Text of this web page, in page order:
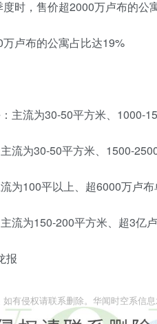
度时，售价超2000万卢布的公
万卢布的公寓占比达19%
主流为30-50平方米、1000-
流为30-50平方米、1500-
为100平以上、超6000万卢
流为150-200平方米、超3亿
报
有侵权请联系删除。华闻时空系信